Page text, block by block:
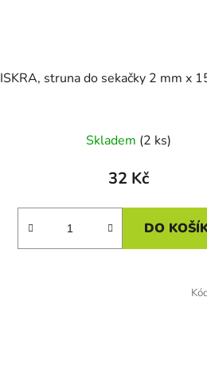
ISKRA, struna do sekačky 2 mm x
Skladem (2 ks)
32 Kč
DO